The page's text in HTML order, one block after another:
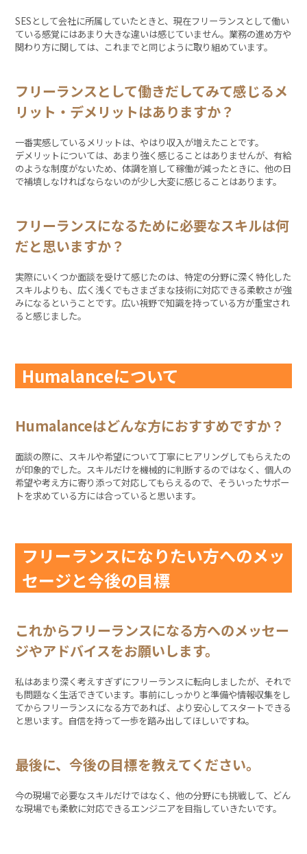
SESとして会社に所属していたときと、現在フリーランスとして働い
ている感覚にはあまり大きな違いは感じていません。業務の進め方や
関わり方に関しては、これまでと同じように取り組めています。
フリーランスとして働きだしてみて感じるメ
リット・デメリットはありますか？
一番実感しているメリットは、やはり収入が増えたことです。
デメリットについては、あまり強く感じることはありませんが、有給
のような制度がないため、体調を崩して稼働が減ったときに、他の日
で補填しなければならないのが少し大変に感じることはあります。
フリーランスになるために必要なスキルは何
だと思いますか？
実際にいくつか面談を受けて感じたのは、特定の分野に深く特化した
スキルよりも、広く浅くでもさまざまな技術に対応できる柔軟さが強
みになるということです。広い視野で知識を持っている方が重宝され
ると感じました。
Humalanceについて
Humalanceはどんな方におすすめですか？
面談の際に、スキルや希望について丁寧にヒアリングしてもらえたの
が印象的でした。スキルだけを機械的に判断するのではなく、個人の
希望や考え方に寄り添って対応してもらえるので、そういったサポー
トを求めている方には合っていると思います。
フリーランスになりたい方へのメッ
セージと今後の目標
これからフリーランスになる方へのメッセー
ジやアドバイスをお願いします。
私はあまり深く考えすぎずにフリーランスに転向しましたが、それで
も問題なく生活できています。事前にしっかりと準備や情報収集をし
てからフリーランスになる方であれば、より安心してスタートできる
と思います。自信を持って一歩を踏み出してほしいですね。
最後に、今後の目標を教えてください。
今の現場で必要なスキルだけではなく、他の分野にも挑戦して、どん
な現場でも柔軟に対応できるエンジニアを目指していきたいです。